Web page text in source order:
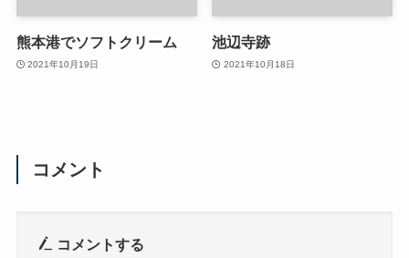
熊本港でソフトクリーム
2021年10月19日
池辺寺跡
2021年10月18日
コメント
コメントする